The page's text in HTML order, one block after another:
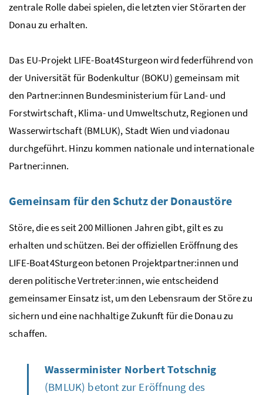
zentrale Rolle dabei spielen, die letzten vier Störarten der
Donau zu erhalten.
Das EU-Projekt LIFE-Boat4Sturgeonwird federführend von
der Universität für Bodenkultur (BOKU) gemeinsam mit
den Partner:innen Bundesministerium für Land- und
Forstwirtschaft, Klima- und Umweltschutz, Regionen und
Wasserwirtschaft (BMLUK), Stadt Wien und viadonau
durchgeführt. Hinzu kommen nationale und internationale
Partner:innen.
Gemeinsam für den Schutz der Donaustöre
Störe, die es seit 200 Millionen Jahren gibt, gilt es zu
erhalten und schützen. Bei der offiziellen Eröffnung des
LIFE-Boat4Sturgeon betonen Projektpartner:innen und
deren politische Vertreter:innen, wie entscheidend
gemeinsamer Einsatz ist, um den Lebensraum der Störe zu
sichern und eine nachhaltige Zukunft für die Donau zu
schaffen.
Wasserminister Norbert Totschnig
(BMLUK) betont zur Eröffnung des